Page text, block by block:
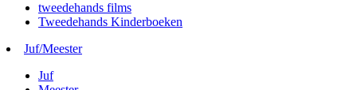
tweedehands films
Tweedehands Kinderboeken
Juf/Meester
Juf